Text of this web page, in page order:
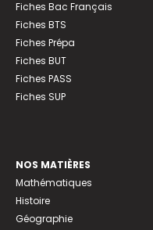
Fiches Bac Français
Fiches BTS
Fiches Prépa
Fiches BUT
Fiches PASS
Fiches SUP
NOS MATIÈRES
Mathématiques
Histoire
Géographie